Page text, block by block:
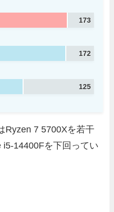
173
172
125
Ryzen 7 5700Xを若干
i5-14400Fを下回ってい